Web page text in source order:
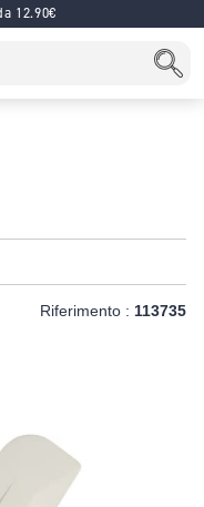
12.90€
Riferimento : 113735